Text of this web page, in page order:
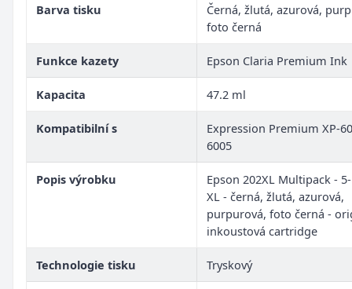
Barva tisku
Černá, žlutá, azurová,
foto černá
Funkce kazety Epson Claria Premium Ink
Kapacita 47.2 ml
Kompatibilní s
Expression Premium XP-
6005
Popis výrobku
Epson 202XL Multipack -
XL - černá, žlutá, azurová,
purpurová, foto černá -
inkoustová cartridge
Technologie tisku Tryskový